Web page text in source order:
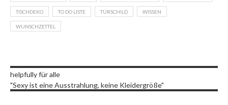
TISCHDEKO TO DO LISTE TÜRSCHILD WISSEN
WUNSCHZETTEL
helpfully für alle
"Sexy ist eine Ausstrahlung, keine Kleidergröße"